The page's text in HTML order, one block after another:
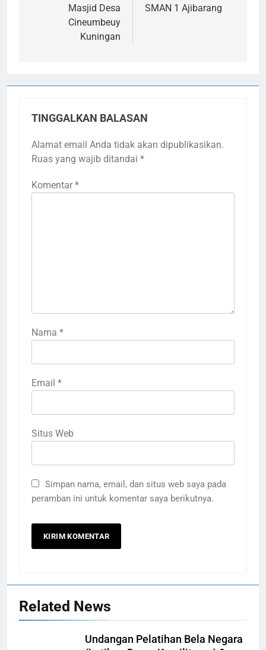
Masjid Desa
Cineumbeuy
Kuningan
SMAN 1 Ajibarang
TINGGALKAN BALASAN
Alamat email Anda tidak akan dipublikasikan.
Ruas yang wajib ditandai *
Komentar *
Nama *
Email *
Situs Web
Simpan nama, email, dan situs web saya pada
peramban ini untuk komentar saya berikutnya.
Related News
Undangan Pelatihan Bela Negara